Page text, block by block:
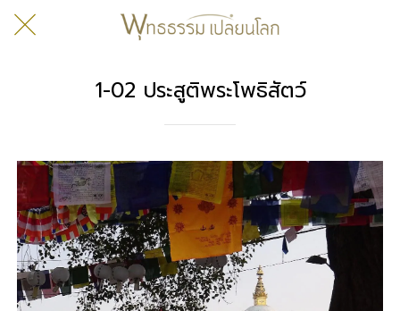
1-02 ประสูติพระโพธิสัตว์